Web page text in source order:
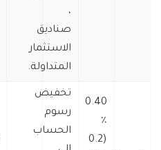
،
صناديق
الاستثمار
المتداولة.
0.40
٪
(0.2
تخفيض
رسوم
الحساب